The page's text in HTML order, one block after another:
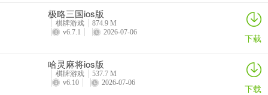
极略三国ios版
棋牌游戏
874.9 M
v6.7.1
2026-07-06 下载
哈灵麻将ios版
棋牌游戏
537.7 M
v6.10
2026-07-06 下载